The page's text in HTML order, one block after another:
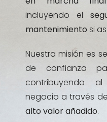
incluyendo el
mantenimiento si
Nuestra misión es
de confianza
contribuyendo
negocio a través de
alto valor añadido.